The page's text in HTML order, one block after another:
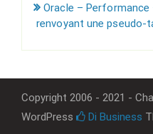
Oracle –
renvoyant une pseudo-
Copyright 2006 - 2021 -
WordPress
Di Business